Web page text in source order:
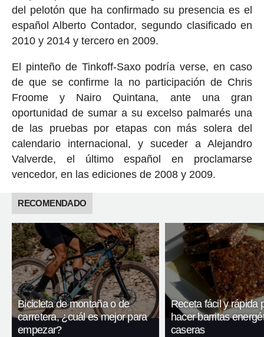
del pelotón que ha confirmado su presencia es el
español Alberto Contador, segundo clasificado en
2010 y 2014 y tercero en 2009.
El pinteño de Tinkoff-Saxo podría verse, en caso
de que se confirme la no participación de Chris
Froome y Nairo Quintana, ante una gran
oportunidad de sumar a su excelso palmarés una
de las pruebas por etapas con más solera del
calendario internacional, y suceder a Alejandro
Valverde, el último español en proclamarse
vencedor, en las ediciones de 2008 y 2009.
RECOMENDADO
Bicicleta de montaña o de
carretera, ¿cuál es mejor para
empezar?
Receta fácil y rápida
hacer barritas
caseras